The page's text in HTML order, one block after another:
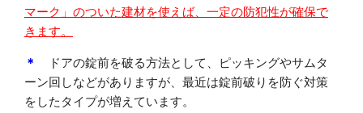
マーク」のついた建材を使えば、一定の防犯性が確保で
きます。
＊
ドアの錠前を破る方法として、ピッキングやサムタ
ーン回しなどがありますが、最近は錠前破りを防ぐ対策
をしたタイプが増えています。